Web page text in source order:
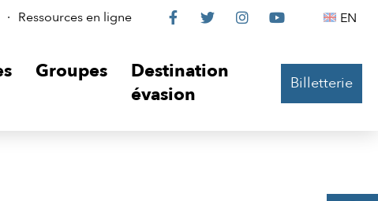
Ressources en ligne
Le
sur

Le

Le

Le
 EN
Groupes
Destination
évasion
Billetterie